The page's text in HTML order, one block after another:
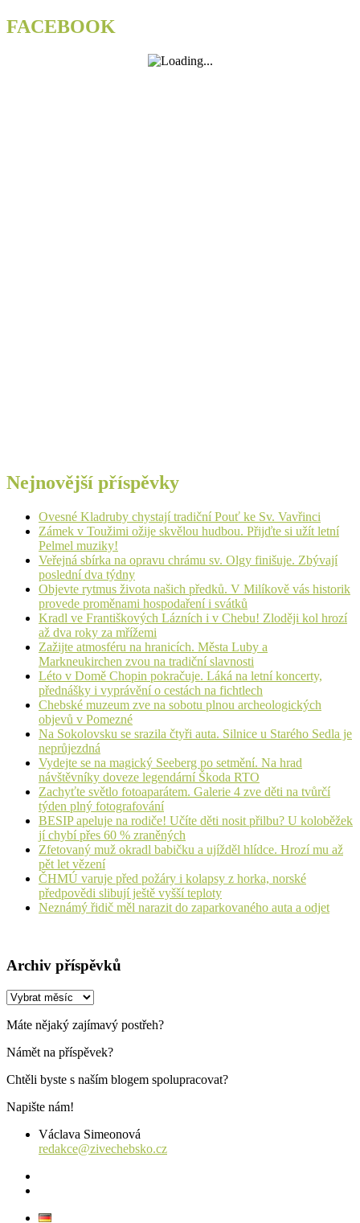
FACEBOOK
Nejnovější příspěvky
Ovesné Kladruby chystají tradiční Pouť ke Sv. Vavřinci
Zámek v Toužimi ožije skvělou hudbou. Přijďte si užít letní
Pelmel muziky!
Veřejná sbírka na opravu chrámu sv. Olgy finišuje. Zbývají
poslední dva týdny
Objevte rytmus života našich předků. V Milíkově vás historik
provede proměnami hospodaření i svátků
Kradl ve Františkových Lázních i v Chebu! Zloději kol hrozí
až dva roky za mřížemi
Zažijte atmosféru na hranicích. Města Luby a
Markneukirchen zvou na tradiční slavnosti
Léto v Domě Chopin pokračuje. Láká na letní koncerty,
přednášky i vyprávění o cestách na fichtlech
Chebské muzeum zve na sobotu plnou archeologických
objevů v Pomezné
Na Sokolovsku se srazila čtyři auta. Silnice u Starého Sedla je
neprůjezdná
Vydejte se na magický Seeberg po setmění. Na hrad
návštěvníky doveze legendární Škoda RTO
Zachyťte světlo fotoaparátem. Galerie 4 zve děti na tvůrčí
týden plný fotografování
BESIP apeluje na rodiče! Učíte děti nosit přilbu? U koloběžek
jí chybí přes 60 % zraněných
Zfetovaný muž okradl babičku a ujížděl hlídce. Hrozí mu až
pět let vězení
ČHMÚ varuje před požáry i kolapsy z horka, norské
předpovědi slibují ještě vyšší teploty
Neznámý řidič měl narazit do zaparkovaného auta a odjet
Archiv příspěvků
Archiv
Máte nějaký zajímavý postřeh?
Námět na příspěvek?
Chtěli byste s naším blogem spolupracovat?
Napište nám!
Václava Simeonová
redakce@zivechebsko.cz